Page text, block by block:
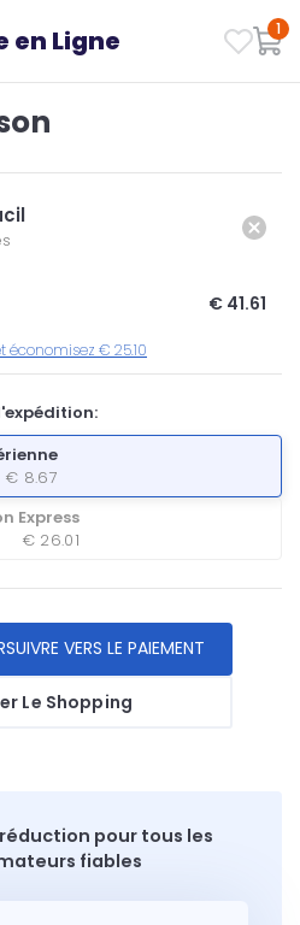
en Ligne 1
€ 41.61
économisez € 25.10
€ 8.67
Express
€ 26.01
Le Shopping
pour tous les
fiables